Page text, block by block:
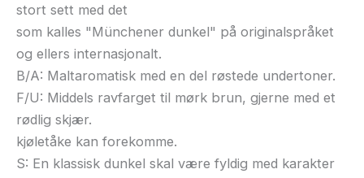
stort sett med det
som kalles "Münchener dunkel" på originalspråket
og ellers internasjonalt.
B/A: Maltaromatisk med en del røstede undertoner.
F/U: Middels ravfarget til mørk brun, gjerne med et
rødlig skjær.
kjøletåke kan forekomme.
S: En klassisk dunkel skal være fyldig med karakter